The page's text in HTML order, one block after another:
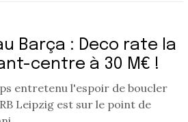
Barça : Deco rate la
centre à 30 M€ !
entretenu l'espoir de boucler
Leipzig est sur le point de